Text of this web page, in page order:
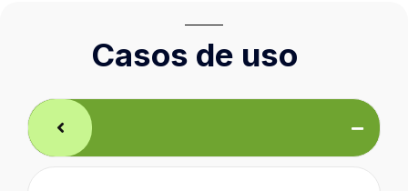
Casos de uso